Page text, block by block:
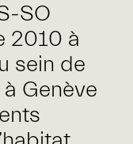
SO
2010 à
sein de
Genève